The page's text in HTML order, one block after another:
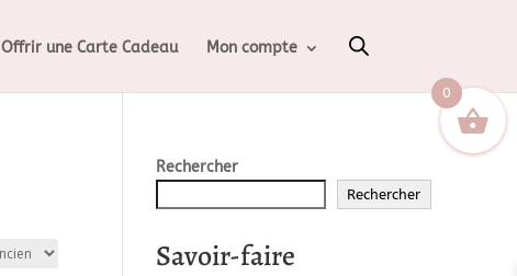
Offrir une Carte Cadeau Mon compte
Rechercher
Rechercher
Savoir-faire
0